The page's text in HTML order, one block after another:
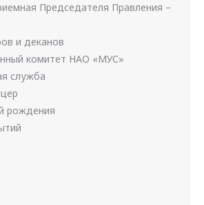
Председателя Правления –
и деканов
комитет НАО «МУС»
служба
рождения